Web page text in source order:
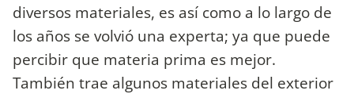
diversos materiales, es así como a lo largo de
los años se volvió una experta; ya que puede
percibir que materia prima es mejor.
También trae algunos materiales del exterior